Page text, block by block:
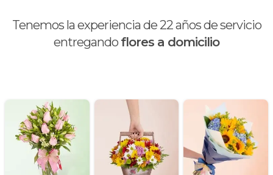
Tenemos la experiencia de 22años de servicio
entregando flores a domicilio
Chocolates y galletas
Día de la secretaria
Flores y Regalos de Navidad
Gerberas